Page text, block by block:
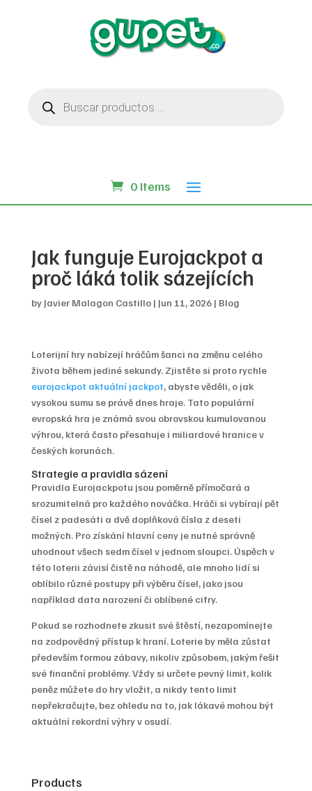
productos
0 Items
Jak funguje Eurojackpot a
proč láká tolik sázejících
by Javier Malagon Castillo| Jun 11, 2026| Blog
Loterijní hry nabízejí hráčům šanci na změnu celého
života během jediné sekundy. Zjistěte si proto rychle
eurojackpot aktuální jackpot, abyste věděli, o jak
vysokou sumu se právě dnes hraje. Tato populární
evropská hra je známá svou obrovskou kumulovanou
výhrou, která často přesahuje i miliardové hranice v
českých korunách.
Strategie a pravidla sázení
Pravidla Eurojackpotu jsou poměrně přímočará a
srozumitelná pro každého nováčka. Hráči si vybírají pět
čísel z padesáti a dvě doplňková čísla z deseti
možných. Pro získání hlavní ceny je nutné správně
uhodnout všech sedm čísel v jednom sloupci. Úspěch v
této loterii závisí čistě na náhodě, ale mnoho lidí si
oblíbilo různé postupy při výběru čísel, jako jsou
například data narození či oblíbené cifry.
Pokud se rozhodnete zkusit své štěstí, nezapomínejte
na zodpovědný přístup k hraní. Loterie by měla zůstat
především formou zábavy, nikoliv způsobem, jakým řešit
své finanční problémy. Vždy si určete pevný limit, kolik
peněz můžete do hry vložit, a nikdy tento limit
nepřekračujte, bez ohledu na to, jak lákavé mohou být
aktuální rekordní výhry v osudí.
Products